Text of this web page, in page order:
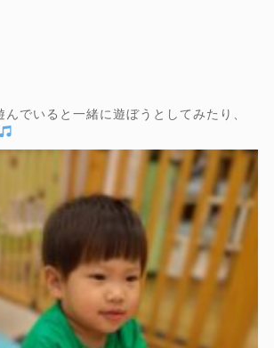
でいると一緒に遊ぼうとしてみたり、